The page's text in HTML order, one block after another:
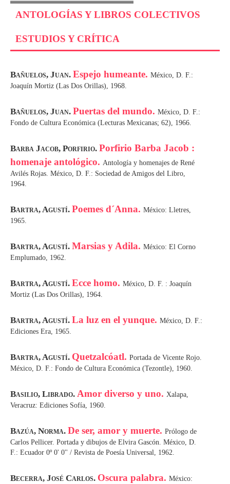
ANTOLOGÍAS Y LIBROS COLECTIVOS
ESTUDIOS Y CRÍTICA
Bañuelos, Juan. Espejo humeante. México, D. F.:
Joaquín Mortiz (Las Dos Orillas), 1968.
Bañuelos, Juan. Puertas del mundo. México, D. F.:
Fondo de Cultura Económica (Lecturas Mexicanas; 62), 1966.
Barba Jacob, Porfirio. Porfirio Barba Jacob :
homenaje antológico. Antología y homenajes de René
Avilés Rojas. México, D. F.: Sociedad de Amigos del Libro,
1964.
Bartra, Agustí. Poemes d´Anna. México: Lletres,
1965.
Bartra, Agustí. Marsias y Adila. México: El Corno
Emplumado, 1962.
Bartra, Agustí. Ecce homo. México, D. F. : Joaquín
Mortiz (Las Dos Orillas), 1964.
Bartra, Agustí. La luz en el yunque. México, D. F.:
Ediciones Era, 1965.
Bartra, Agustí. Quetzalcóatl. Portada de Vicente Rojo.
México, D. F.: Fondo de Cultura Económica (Tezontle), 1960.
Basilio, Librado. Amor diverso y uno. Xalapa,
Veracruz: Ediciones Sofía, 1960.
Bazúa, Norma. De ser, amor y muerte. Prólogo de
Carlos Pellicer. Portada y dibujos de Elvira Gascón. México, D.
F.: Ecuador 0º 0' 0'' / Revista de Poesía Universal, 1962.
Becerra, José Carlos. Oscura palabra. México: